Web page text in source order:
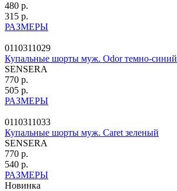
480 р.
315 р.
РАЗМЕРЫ
0110311029
Купальные шорты муж. Odor темно-синий
SENSERA
770 р.
505 р.
РАЗМЕРЫ
0110311033
Купальные шорты муж. Caret зеленый
SENSERA
770 р.
540 р.
РАЗМЕРЫ
Новинка